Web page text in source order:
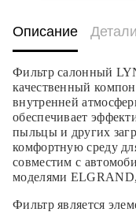
Описание Детали
Фильтр салонный
качественный
внутренней
обеспечивает
пыльцы и других
комфортную среду
совместим с
моделями
Фильтр является